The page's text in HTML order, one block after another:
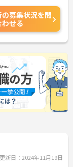
ら
の募集状況を問
わせる
更新日：2024年11月19日